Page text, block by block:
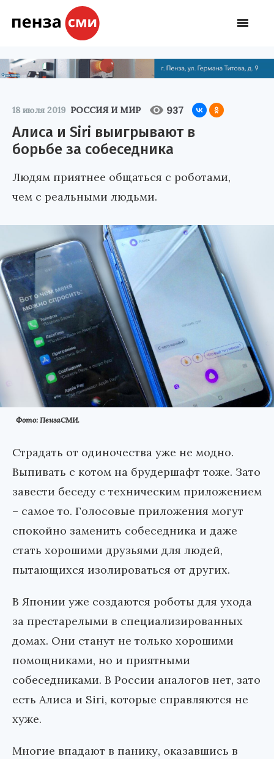
18 июля 2019 РОССИЯ И МИР 937
Алиса и Siri выигрывают в
борьбе за собеседника
Людям приятнее общаться с роботами,
чем с реальными людьми.
Фото: ПензаСМИ.
Страдать от одиночества уже не модно.
Выпивать с котом на брудершафт тоже. Зато
завести беседу с техническим приложением
– самое то. Голосовые приложения могут
спокойно заменить собеседника и даже
стать хорошими друзьями для людей,
пытающихся изолироваться от других.
В Японии уже создаются роботы для ухода
за престарелыми в специализированных
домах. Они станут не только хорошими
помощниками, но и приятными
собеседниками. В России аналогов нет, зато
есть Алиса и Siri, которые справляются не
хуже.
Многие впадают в панику, оказавшись в